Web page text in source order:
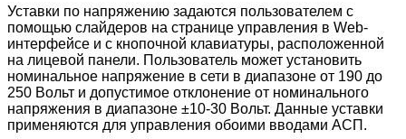
Уставки по напряжению задаются пользователем с
помощью слайдеров на странице управления в Web-
интерфейсе и с кнопочной клавиатуры, расположенной
на лицевой панели. Пользователь может установить
номинальное напряжение в сети в диапазоне от 190 до
250 Вольт и допустимое отклонение от номинального
напряжения в диапазоне ±10-30 Вольт. Данные уставки
применяются для управления обоими вводами АСП.